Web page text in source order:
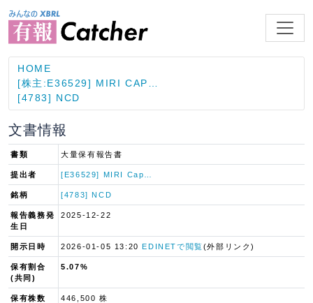
HOME
[株主:E36529] MIRI CAP…
[4783] NCD
文書情報
書類 大量保有報告書
提出者 [E36529] MIRI Cap…
銘柄 [4783] NCD
報告義務発
生日
2025-12-22
開示日時 2026-01-05 13:20EDINETで閲覧(外部リンク)
保有割合
(共同)
5.07%
保有株数 446,500 株